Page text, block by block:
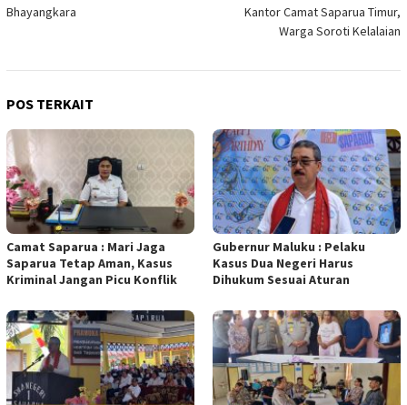
Bhayangkara
Kantor Camat Saparua Timur,
Warga Soroti Kelalaian
POS TERKAIT
Camat Saparua : Mari Jaga
Saparua Tetap Aman, Kasus
Kriminal Jangan Picu Konflik
Gubernur Maluku : Pelaku
Kasus Dua Negeri Harus
Dihukum Sesuai Aturan